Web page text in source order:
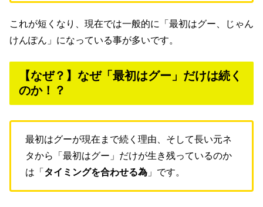
これが短くなり、現在では一般的に「最初はグー、じゃん
けんぽん」になっている事が多いです。
【なぜ？】なぜ「最初はグー」だけは続く
のか！？
最初はグーが現在まで続く理由、そして長い元ネ
タから「最初はグー」だけが生き残っているのか
は「 タイミングを合わせる為 」です。